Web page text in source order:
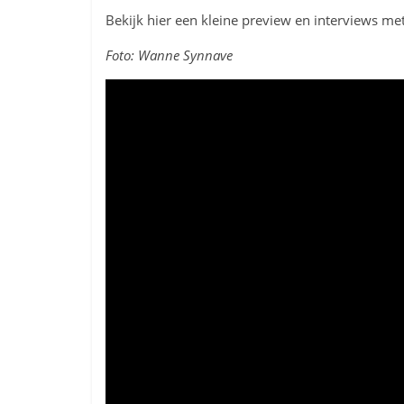
Bekijk hier een kleine preview en interviews
Foto: Wanne Synnave